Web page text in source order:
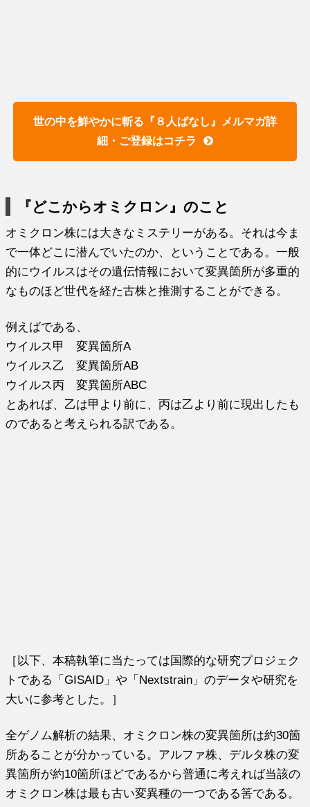
世の中を鮮やかに斬る『８人ばなし』メルマガ詳
細・ご登録はコチラ
『どこからオミクロン』のこと
オミクロン株には大きなミステリーがある。それは今ま
で一体どこに潜んでいたのか、ということである。一般
的にウイルスはその遺伝情報において変異箇所が多重的
なものほど世代を経た古株と推測することができる。
例えばである、
ウイルス甲 変異箇所A
ウイルス乙 変異箇所AB
ウイルス丙 変異箇所ABC
とあれば、乙は甲より前に、丙は乙より前に現出したも
のであると考えられる訳である。
［以下、本稿執筆に当たっては国際的な研究プロジェク
トである「GISAID」や「Nextstrain」のデータや研究を
大いに参考とした。］
全ゲノム解析の結果、オミクロン株の変異箇所は約30箇
所あることが分かっている。アルファ株、デルタ株の変
異箇所が約10箇所ほどであるから普通に考えれば当該の
オミクロン株は最も古い変異種の一つである筈である。